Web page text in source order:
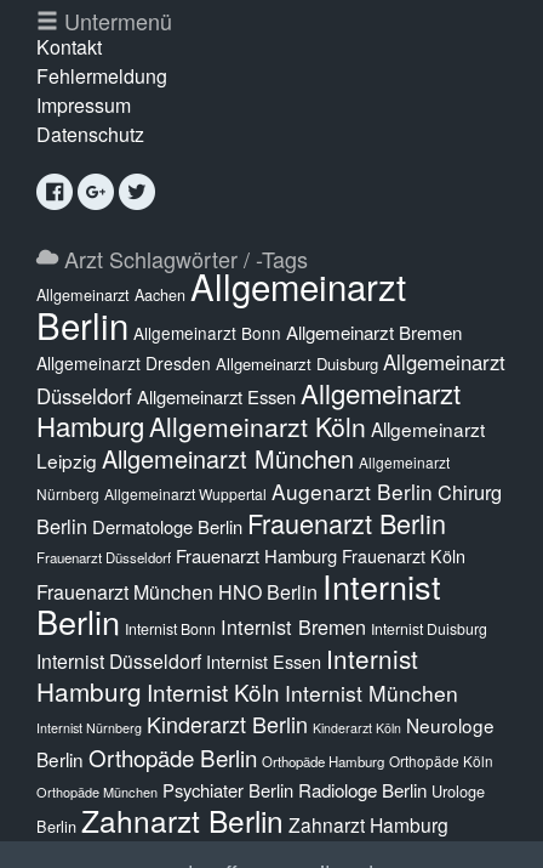
Untermenü
Kontakt
Fehlermeldung
Impressum
Datenschutz
Arzt Schlagwörter / -Tags
Allgemeinarzt Aachen Allgemeinarzt
Berlin Allgemeinarzt Bonn Allgemeinarzt Bremen
Allgemeinarzt Dresden Allgemeinarzt Duisburg Allgemeinarzt
DüsseldorfAllgemeinarzt Essen Allgemeinarzt
HamburgAllgemeinarzt Köln Allgemeinarzt
Leipzig Allgemeinarzt München Allgemeinarzt
Nürnberg Allgemeinarzt Wuppertal Augenarzt Berlin Chirurg
Berlin Dermatologe Berlin Frauenarzt Berlin
Frauenarzt Düsseldorf Frauenarzt Hamburg Frauenarzt Köln
Frauenarzt München HNO Berlin Internist
Berlin Internist Bonn Internist Bremen Internist Duisburg
Internist Düsseldorf Internist Essen Internist
Hamburg Internist Köln Internist München
Internist Nürnberg Kinderarzt Berlin Kinderarzt Köln Neurologe
Berlin Orthopäde Berlin Orthopäde Hamburg Orthopäde Köln
Orthopäde München Psychiater Berlin Radiologe Berlin Urologe
Berlin Zahnarzt Berlin Zahnarzt Hamburg